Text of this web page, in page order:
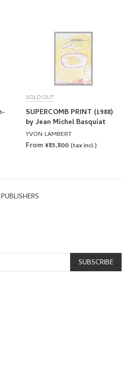
SUPERCOMB PRINT (1988)
by Jean Michel Basquiat
YVON LAMBERT
From ¥85,800(tax incl.)
PUBLISHERS